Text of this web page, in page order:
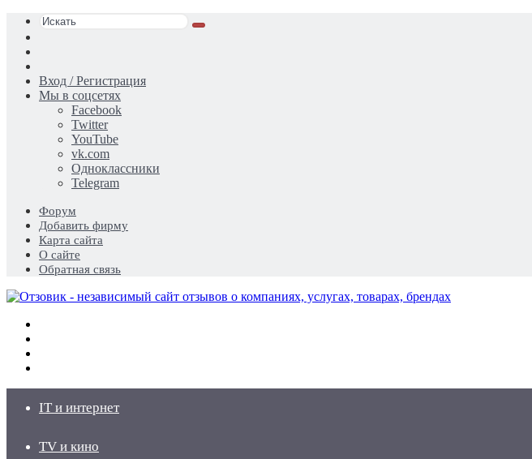
Искать
статья
Вход / Регистрация
Мы в соцсетях
Facebook
Twitter
YouTube
vk.com
Одноклассники
Telegram
Форум
Добавить фирму
Карта сайта
О сайте
Обратная связь
IT и интернет
TV и кино